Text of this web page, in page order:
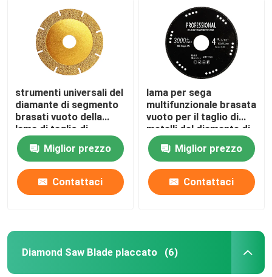
strumenti universali del
diamante di segmento
brasati vuoto della
lama di taglio di
110mm
Miglior prezzo
Contattaci
lama per sega
multifunzionale brasata
vuoto per il taglio di
metalli del diamante di
125mm per acciaio
inossidabileMiglior prezzo
Contattaci
Diamond Saw Blade placcato (6)